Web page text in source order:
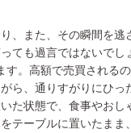
、また、その瞬間を
ても過言ではないで
す。高額で売買される
ら、通りすがりにひ
た状態で、食事やお
テーブルに置いたま